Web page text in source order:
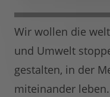
Wir wollen die
und Umwelt
gestalten, in der
miteinander leben.